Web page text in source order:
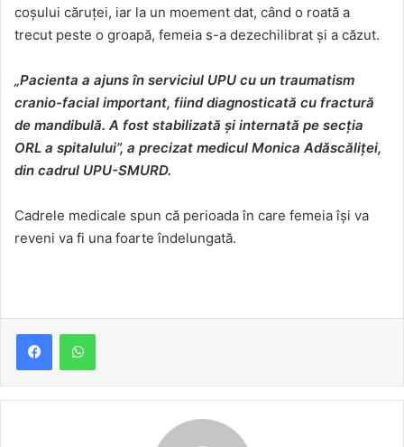
coşului căruţei, iar la un moement dat, când o roată a
trecut peste o groapă, femeia s-a dezechilibrat şi a căzut.
„Pacienta a ajuns în serviciul UPU cu un traumatism
cranio-facial important, fiind diagnosticată cu fractură
de mandibulă. A fost stabilizată şi internată pe secția
ORL a spitalului”, a precizat medicul Monica Adăscăliţei,
din cadrul UPU-SMURD.
Cadrele medicale spun că perioada în care femeia îşi va
reveni va fi una foarte îndelungată.